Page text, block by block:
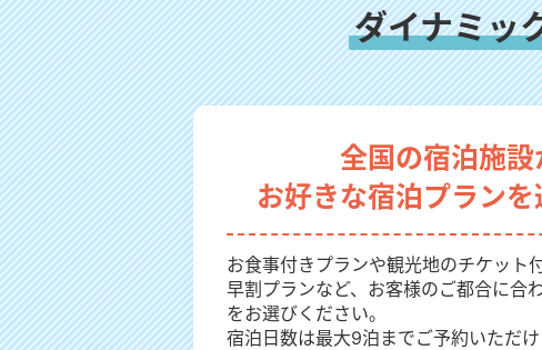
ダイナミッ
全国の宿泊施設
お好きな宿泊プランを
お食事付きプランや観光地のチケット
早割プランなど、お客様のご都合に合
をお選びください。
宿泊日数は最大9泊までご予約いただけ